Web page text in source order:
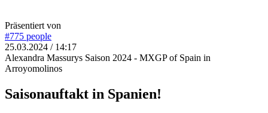
Präsentiert von
#775 people
25.03.2024 / 14:17
Alexandra Massurys Saison 2024 - MXGP of Spain in
Arroyomolinos
Saisonauftakt in Spanien!